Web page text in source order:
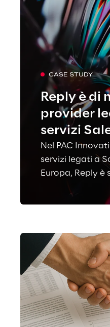
CASE STUDY
Reply è di
provider
servizi
Nel PAC
servizi legati a
Europa, Reply
come «Best in